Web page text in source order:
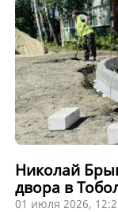
Николай
двора в
01 июля 2026,